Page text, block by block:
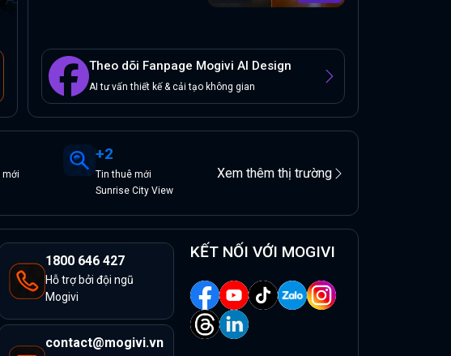
Theo dõi Fanpage Mogivi AI Design
AI tư vấn thiết kế & cải tạo không gian
mới
+2
Tinthuê mới
Sunrise City View
Xem thêm thị trường
1800 646 427
Hỗ trợ bởi đội ngũ
Mogivi
contact@mogivi.vn
KẾT NỐI VỚI MOGIVI